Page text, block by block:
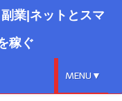
業|ネットとスマ
稼ぐ
MENU▼